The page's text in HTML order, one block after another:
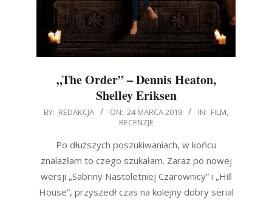
„The Order” – Dennis Heaton,
Shelley Eriksen
2019-
BY: REDAKCJA ON: 24 MARCA 2019 IN: FILM,
RECENZJE
Po dłuższych poszukiwaniach, w końcu
znalazłam to czego szukałam. Zaraz po nowej
wersji „Sabriny Nastoletniej Czarownicy” i „Hill
House”, przyszedł czas na kolejny dobry serial